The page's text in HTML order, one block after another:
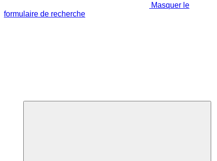
Masquer le
formulaire de recherche